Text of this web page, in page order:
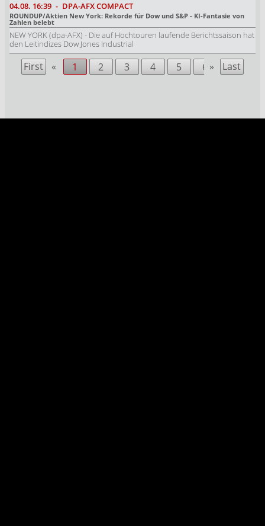
04.08. 16:39 - DPA-AFX COMPACT
ROUNDUP/Aktien New York: Rekorde für Dow und S&P - KI-Fantasie von
Zahlen belebt
NEW YORK (dpa-AFX) - Die auf Hochtouren laufende Berichtssaison hat
den Leitindizes Dow Jones Industrial
First « 1 2 3 4 5 6 7
» Last